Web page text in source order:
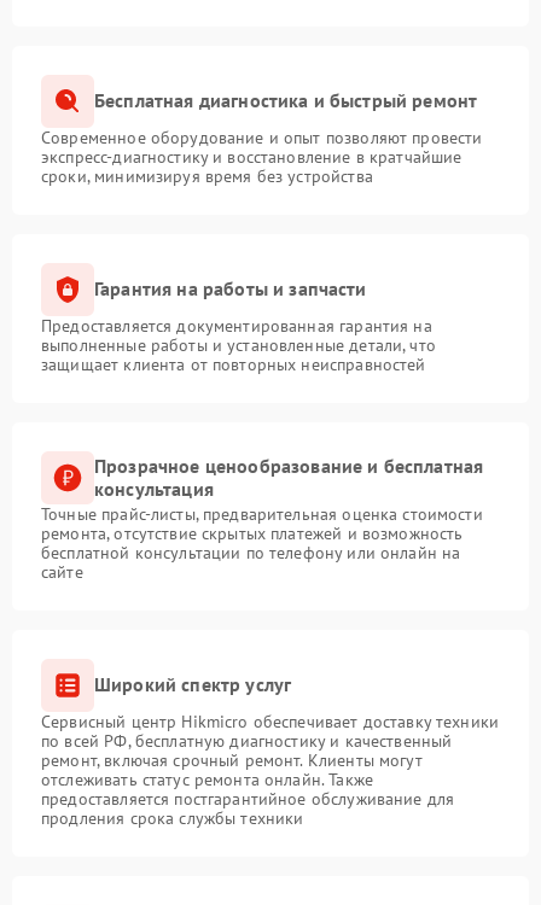
Бесплатная диагностика и быстрый ремонт
Современное оборудование и опыт позволяют провести
экспресс-диагностику и восстановление в кратчайшие
сроки, минимизируя время без устройства
Гарантия на работы и запчасти
Предоставляется документированная гарантия на
выполненные работы и установленные детали, что
защищает клиента от повторных неисправностей
Прозрачное ценообразование и бесплатная
консультация
Точные прайс-листы, предварительная оценка стоимости
ремонта, отсутствие скрытых платежей и возможность
бесплатной консультации по телефону или онлайн на
сайте
Широкий спектр услуг
Сервисный центр Hikmicro обеспечивает доставку техники
по всей РФ, бесплатную диагностику и качественный
ремонт, включая срочный ремонт. Клиенты могут
отслеживать статус ремонта онлайн. Также
предоставляется постгарантийное обслуживание для
продления срока службы техники